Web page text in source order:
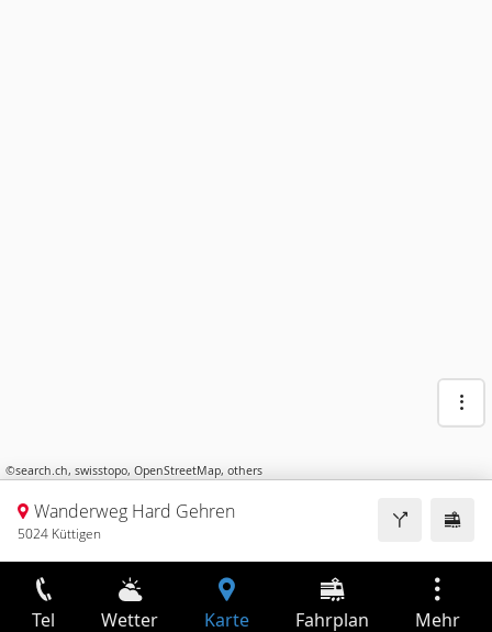
©search.ch, swisstopo, OpenStreetMap, others
Wanderweg Hard Gehren
5024 Küttigen
Tel Wetter Karte Fahrplan Mehr